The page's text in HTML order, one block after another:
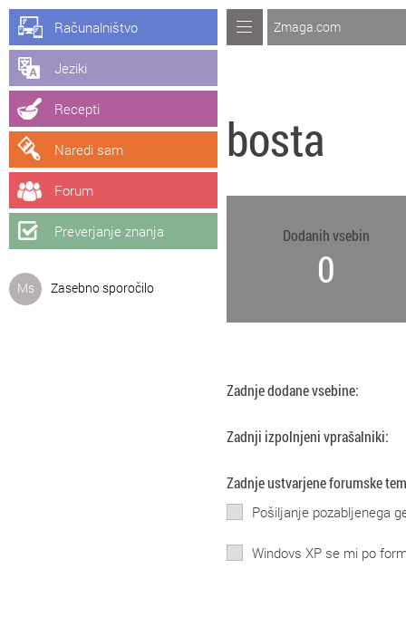
Računalništvo
Jeziki
Recepti
Naredi sam
Forum
Preverjanje znanja
Ms Zasebno sporočilo
Zmaga.com
bosta
Dodanih vsebin
0
Zadnje dodane vsebine:
Zadnji izpolnjeni vprašalniki:
Zadnje ustvarjene forumske
Pošiljanje pozabljenega
Windovs XP se mi po